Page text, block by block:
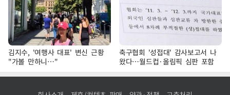
김지수, '여행사 대표' 변신 근황
"가볼 만하니…"
축구협회 '성접대' 감사보고서 나
왔다…월드컵·올림픽 심판 포함